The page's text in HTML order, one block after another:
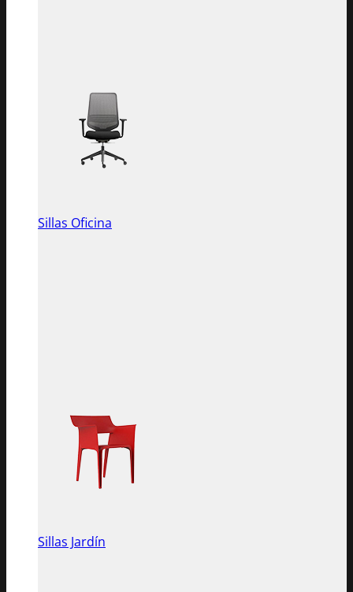
Sillas Oficina
Sillas Jardín